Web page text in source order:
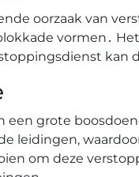
oorzaak van
vormen․
kan
een grote
leidingen,
om deze